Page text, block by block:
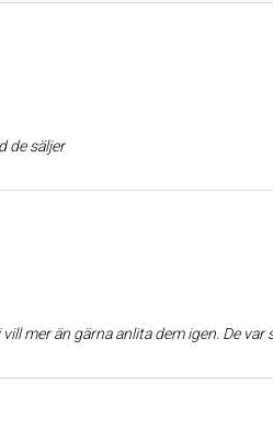
de säljer
hela tiden så trevliga. Om du ska flytta eller behöver annan hjälp och inte vill bli besviken så bör du genast kontakta